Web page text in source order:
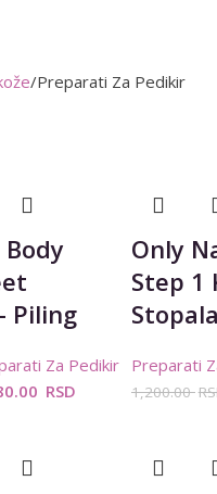
Preparati Za Pedikir
Piling
Za Pedikir
RSD
Only
Step 1
Stopala
Preparati
1,200.00